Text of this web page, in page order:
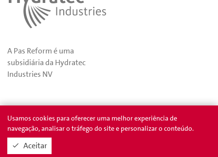
A Pas Reform é uma
subsidiária da Hydratec
Industries NV
Privacidade Prêmios
Usamos cookies para oferecer uma melhor experiência de
navegação, analisar o tráfego do site e personalizar o conteúdo.
Aceitar